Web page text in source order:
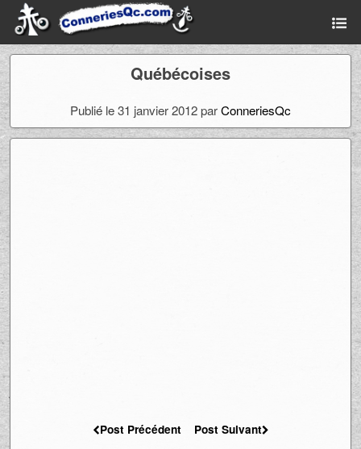
Québécoises
Publié le 31 janvier 2012 parConneriesQc
Post Précédent Post Suivant